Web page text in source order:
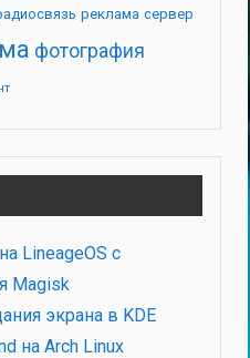
реклама сервер
фотография
LineageOS с
Magisk
экрана в KDE
на Arch Linux